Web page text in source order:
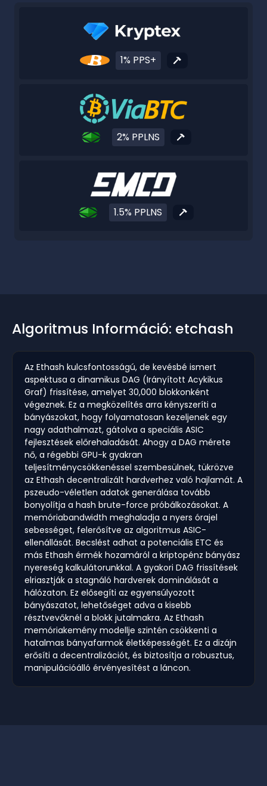
1% PPS+
2% PPLNS
1.5% PPLNS
Algoritmus Információ: etchash
Az Ethash kulcsfontosságú, de kevésbé ismert
aspektusa a dinamikus DAG (Irányított Acykikus
Graf) frissítése, amelyet 30,000 blokkonként
végeznek. Ez a megközelítés arra kényszeríti a
bányászokat, hogy folyamatosan kezeljenek egy
nagy adathalmazt, gátolva a speciális ASIC
fejlesztések előrehaladását. Ahogy a DAG mérete
nő, a régebbi GPU-k gyakran
teljesítménycsökkenéssel szembesülnek, tükrözve
az Ethash decentralizált hardverhez való hajlamát. A
pszeudo-véletlen adatok generálása tovább
bonyolítja a hash brute-force próbálkozásokat. A
memóriabandwidth meghaladja a nyers órajel
sebességet, felerősítve az algoritmus ASIC-
ellenállását. Becslést adhat a potenciális ETC és
más Ethash érmék hozamáról a kriptopénz bányász
nyereség kalkulátorunkkal. A gyakori DAG frissítések
elriasztják a stagnáló hardverek dominálását a
hálózaton. Ez elősegíti az egyensúlyozott
bányászatot, lehetőséget adva a kisebb
résztvevőknél a blokk jutalmakra. Az Ethash
memóriakemény modellje szintén csökkenti a
hatalmas bányafarmok életképességét. Ez a dizájn
erősíti a decentralizációt, és biztosítja a robusztus,
manipulációálló érvényesítést a láncon.